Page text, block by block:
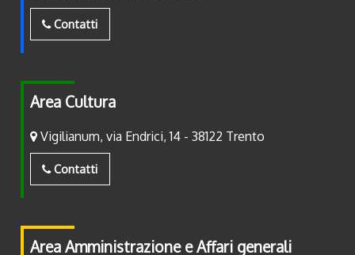
Contatti
Area Cultura
Vigilianum, via Endrici, 14 - 38122 Trento
Contatti
Area Amministrazione e Affari generali